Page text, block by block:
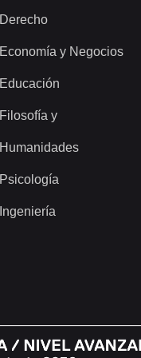
Derecho
Economía y Negocios
Educación
Filosofía y
Humanidades
Psicología
Ingeniería